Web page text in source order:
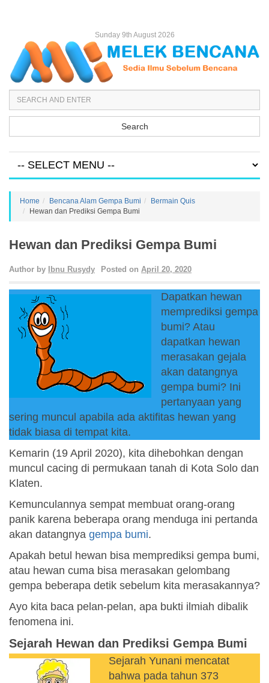
Sunday 9th August 2026
Search
Home Bencana Alam Gempa Bumi
Bermain Quis
Hewan dan Prediksi Gempa Bumi
Hewan dan Prediksi Gempa Bumi
Author by Ibnu Rusydy Posted on April 20, 2020
Dapatkan hewan
memprediksi gempa
bumi? Atau
dapatkan hewan
merasakan gejala
akan datangnya
gempa bumi? Ini
pertanyaan yang
sering muncul apabila ada aktifitas hewan yang
tidak biasa di tempat kita.
Kemarin (19 April 2020), kita dihebohkan dengan
muncul cacing di permukaan tanah di Kota Solo dan
Klaten.
Kemunculannya sempat membuat orang-orang
panik karena beberapa orang menduga ini pertanda
akan datangnya gempa bumi.
Apakah betul hewan bisa memprediksi gempa bumi,
atau hewan cuma bisa merasakan gelombang
gempa beberapa detik sebelum kita merasakannya?
Ayo kita baca pelan-pelan, apa bukti ilmiah dibalik
fenomena ini.
Sejarah Hewan dan Prediksi Gempa Bumi
Sejarah Yunani mencatat
bahwa pada tahun 373